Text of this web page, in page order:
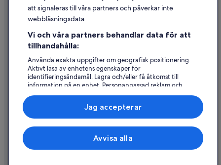
Hjälp
Avboka eller ändra din bokning
Återbetalningsprocess och tidslinjer
Boka ett flyg med flygbolagskredit
Internationella resedokument
© 2026 Expedia, Inc., ett företag i Expedia Group. Med ensamrätt.
Expedia och Expedias logotyp är varumärken eller registrerade
att signaleras till våra partners och påverkar inte
webbläsningsdata.
Vi och våra partners behandlar data för att
tillhandahålla:
Använda exakta uppgifter om geografisk positionering.
Aktivt läsa av enhetens egenskaper för
identifieringsändamål. Lagra och/eller få åtkomst till
information på en enhet. Personanpassad reklam och
innehåll, reklam- och innehållsmätning, forskning
Lista över partner (leverantörer)
Avvisa alla
Jag accepterar